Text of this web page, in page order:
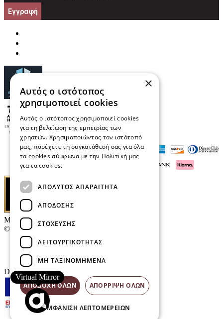
Εγγραφή
Μαρκάκης Οπτικά
© 2026
Επικοινωνία
E-Volution Awards
Designed & developed by
Virtual Mirror
×
Αυτός ο ιστότοπος
χρησιμοποιεί cookies
Αυτός ο ιστότοπος χρησιμοποιεί cookies
για τη βελτίωση της εμπειρίας των
χρηστών. Χρησιμοποιώντας τον ιστότοπό
μας, παρέχετε τη συγκατάθεσή σας για όλα
τα cookies σύμφωνα με την Πολιτική μας
για τα cookies.
ΑΠΟΛΎΤΩΣ ΑΠΑΡΑΊΤΗΤΑ
ΑΠΌΔΟΣΗΣ
ΣΤΌΧΕΥΣΗΣ
ΛΕΙΤΟΥΡΓΙΚΌΤΗΤΑΣ
ΜΗ ΤΑΞΙΝΟΜΗΜΈΝΑ
ΑΠΟΔΟΧΉ ΌΛΩΝ ΑΠΌΡΡΙΨΗ ΌΛΩΝ
ΕΜΦΆΝΙΣΗ ΛΕΠΤΟΜΕΡΕΙΏΝ